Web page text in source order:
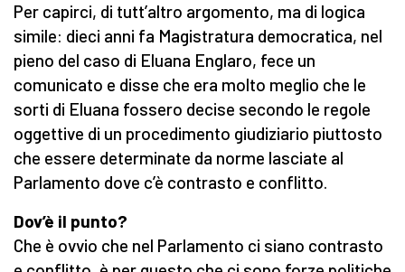
Per capirci, di tutt’altro argomento, ma di logica
simile: dieci anni fa Magistratura democratica, nel
pieno del caso di Eluana Englaro, fece un
comunicato e disse che era molto meglio che le
sorti di Eluana fossero decise secondo le regole
oggettive di un procedimento giudiziario piuttosto
che essere determinate da norme lasciate al
Parlamento dove c’è contrasto e conflitto.
Dov’è il punto?
Che è ovvio che nel Parlamento ci siano contrasto